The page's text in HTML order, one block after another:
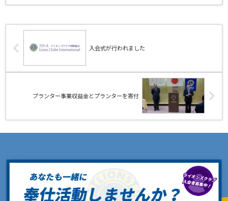
入会式が行われました
プランター事業収益金とプランターを寄付